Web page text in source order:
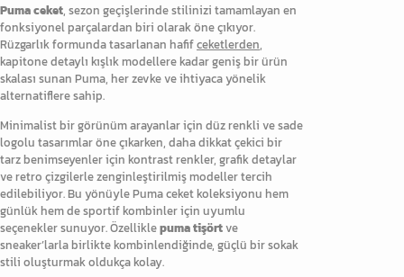
Puma ceket, sezon geçişlerinde stilinizi tamamlayan en
fonksiyonel parçalardan biri olarak öne çıkıyor.
Rüzgarlık formunda tasarlanan hafifceketlerden,
kapitone detaylı kışlık modellere kadar geniş bir ürün
skalası sunan Puma, her zevke ve ihtiyaca yönelik
alternatiflere sahip.
Minimalist bir görünüm arayanlar için düz renkli ve sade
logolu tasarımlar öne çıkarken, daha dikkat çekici bir
tarz benimseyenler için kontrast renkler, grafik detaylar
ve retro çizgilerle zenginleştirilmiş modeller tercih
edilebiliyor. Bu yönüyle Puma ceket koleksiyonu hem
günlük hem de sportif kombinler için uyumlu
seçenekler sunuyor. Özelliklepuma tişörtve
sneaker’larla birlikte kombinlendiğinde, güçlü bir sokak
stili oluşturmak oldukça kolay.